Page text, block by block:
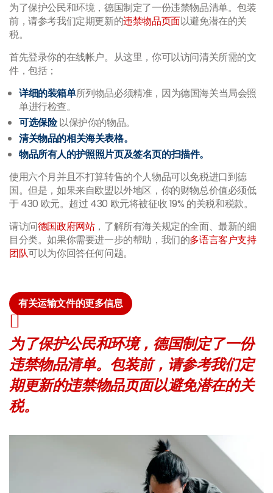
为了保护公民和环境，德国制定了一份违禁物品清单。包装
前，请参考我们定期更新的违禁物品页面以避免潜在的关
税。
首先登录你的在线帐户。从这里，你可以访问清关所需的文
件，包括；
详细的装箱单所列物品必须精准，因为德国海关当局会照
单进行检查。
可选保险以保护你的物品。
清关物品的相关海关表格。
物品所有人的护照照片页及签名页的扫描件。
使用六个月并且不打算转售的个人物品可以免税进口到德
国。但是，如果来自欧盟以外地区，你的财物总价值必须低
于 430 欧元。超过 430 欧元将被征收 19% 的关税和税款。
请访问德国政府网站，了解所有海关规定的全面、最新的细
目分类。如果你需要进一步的帮助，我们的多语言客户支持
团队可以为你回答任何问题。
有关运输文件的更多信息
为了保护公民和环境，德国制定了一份
违禁物品清单。包装前，请参考我们定
期更新的违禁物品页面以避免潜在的关
税。